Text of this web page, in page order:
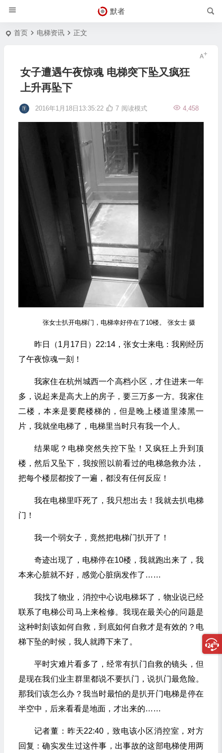
默者
首页 电梯资讯 正文
女子遭遇午夜惊魂 电梯突下坠又疯狂
上升再坠下
2016年1月18日13:35:22 4,458
7 阅读模式
张女士扒开电梯门，电梯幸好停在了10楼。 张女士 摄
昨日（1月17日）22:14，张女士来电：我刚经历
了午夜惊魂一刻！
我家住在杭州城西一个高档小区，才住进来一年
多，说起来是高大上的房子，要三万多一方。我家住
二楼，本来是要爬楼梯的，但是晚上楼道里漆黑一
片，我就坐电梯了，电梯里当时只有我一个人。
结果呢？电梯突然失控下坠！又疯狂上升到顶
楼，然后又坠下，我按照以前看过的电梯急救办法，
把每个楼层都按了一遍，都没有任何反应！
我在电梯里吓死了，我只想出去！我就去扒电梯
门！
我一个弱女子，竟然把电梯门扒开了！
奇迹出现了，电梯停在10楼，我就跑出来了，我
本来心脏就不好，感觉心脏病发作了……
我找了物业，消控中心说电梯坏了，物业说已经
联系了电梯公司马上来检修。我现在最关心的问题是
这种时刻该如何自救，到底如何自救才是有效的？电
梯下坠的时候，我人就蹲下来了。
平时灾难片看多了，经常有扒门自救的镜头，但
是现在我们业主群里都说不要扒门，说扒门最危险。
那我们该怎么办？我当时最怕的是扒开门电梯是停在
半空中，后来看看是地面，才出来的……
记者董：昨天22:40，致电该小区消控室，对方
回复：确实发生过这件事，出事故的这部电梯使用两